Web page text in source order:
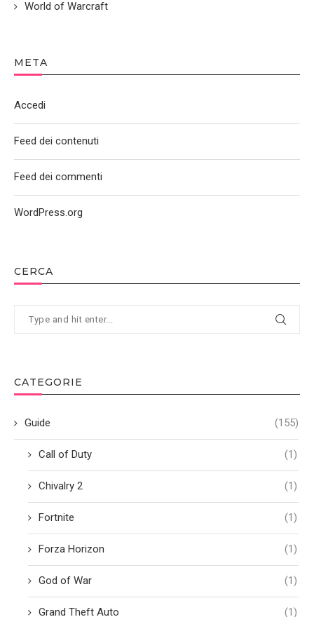
CERCA
CATEGORIE
Guide (155)
Call of Duty (1)
Chivalry 2 (1)
Fortnite (1)
Forza Horizon (1)
God of War (1)
Grand Theft Auto (1)
World of Warcraft
META
Accedi
Feed dei contenuti
Feed dei commenti
WordPress.org